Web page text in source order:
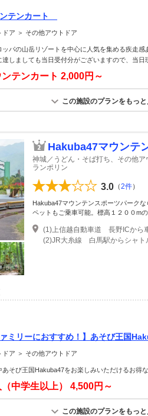
テンカート
ドア ＞ その他アウトドア
ッパの山岳リゾートを中心に人気を集める疾走
達しましても当日受付分がございますので、当日
テンカート 2,000円～
この施設のプランをもっと
Hakuba47マウンテ
神城／うどん・そば打ち、その他
ランポリン
3.0 （2件）
Hakuba47マウンテンスポーツパーク
ペットもご乗車可能。標高１２００m
(1)上信越自動車道 長野ICから
(2)JR大糸線 白馬駅からシャト
ァミリーにおすすめ！】あそび王国
ドア ＞ その他アウトドア
あそび王国Hakuba47をお楽しみいただけるお得
中学生以上） 4,500円～
この施設のプランをもっと